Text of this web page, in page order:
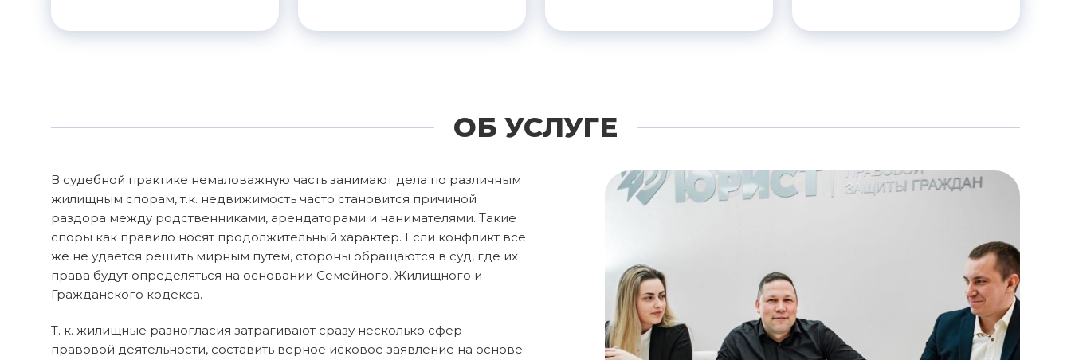
ОБ УСЛУГЕ
В судебной практике немаловажную часть занимают дела по различным
жилищным спорам, т.к. недвижимость часто становится причиной
раздора между родственниками, арендаторами и нанимателями. Такие
споры как правило носят продолжительный характер. Если конфликт все
же не удается решить мирным путем, стороны обращаются в суд, где их
права будут определяться на основании Семейного, Жилищного и
Гражданского кодекса.
Т. к. жилищные разногласия затрагивают сразу несколько сфер
правовой деятельности, составить верное исковое заявление на основе